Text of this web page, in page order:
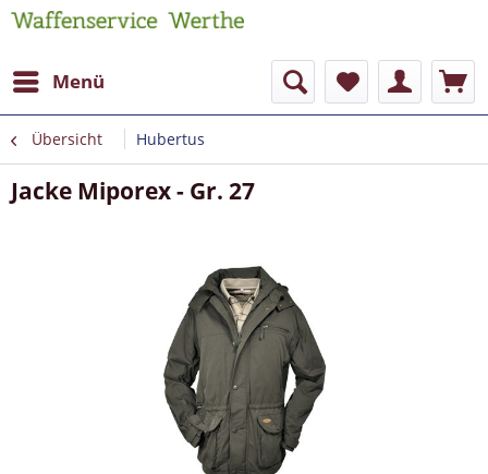
Menü
Übersicht Hubertus
Jacke Miporex - Gr. 27